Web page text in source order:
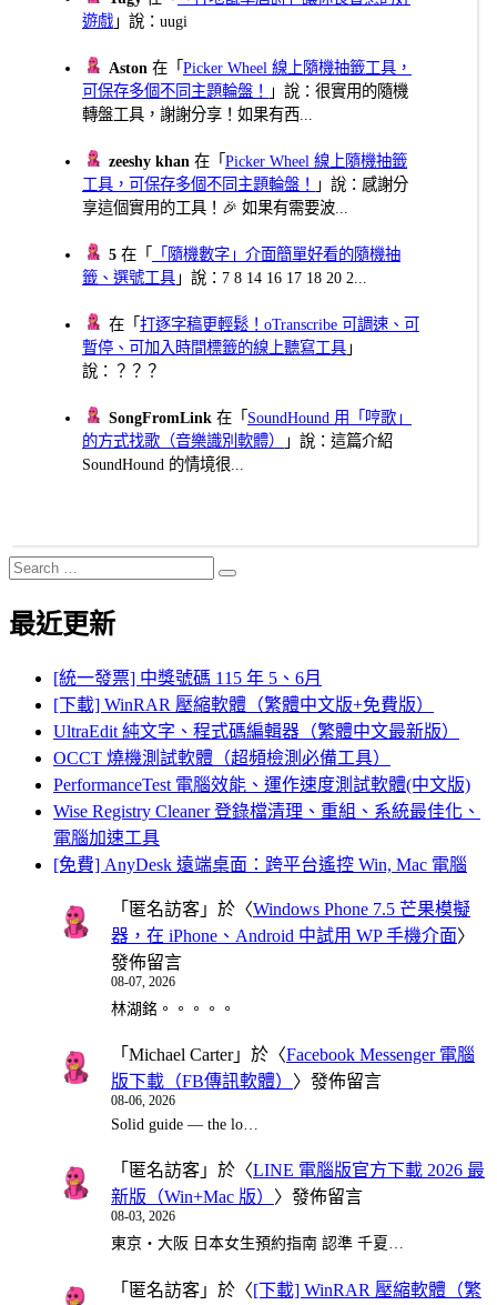
遊戲 」說：uugi
Aston 在「Picker Wheel 線上隨機抽籤工具，
可保存多個不同主題輪盤！
」說：很實用的隨機
轉盤工具，謝謝分享！如果有西...
zeeshy khan 在「Picker Wheel 線上隨機抽籤
工具，可保存多個不同主題輪盤！
」說：感謝分
享這個實用的工具！🎉 如果有需要波...
5 在「
「隨機數字」介面簡單好看的隨機抽
籤、選號工具 」說：7 8 14 16 17 18 20 2...
在「打逐字稿更輕鬆！oTranscribe 可調速、可
暫停、可加入時間標籤的線上聽寫工具 」
說：？？？
SongFromLink 在「 SoundHound 用「哼歌」
的方式找歌（音樂識別軟體）
」說：這篇介紹
SoundHound 的情境很...
Search
for:
Search
最近更新
[統一發票] 中獎號碼 115 年 5、6月
[下載] WinRAR 壓縮軟體（繁體中文版+免費版）
UltraEdit 純文字、程式碼編輯器（繁體中文最新版）
OCCT 燒機測試軟體（超頻檢測必備工具）
PerformanceTest 電腦效能、運作速度測試軟體(中文版)
Wise Registry Cleaner 登錄檔清理、重組、系統最佳化、
電腦加速工具
[免費] AnyDesk 遠端桌面：跨平台遙控 Win, Mac 電腦
「 匿名訪客 」於〈Windows Phone 7.5 芒果模擬
器，在 iPhone、Android 中試用 WP 手機介面〉
發佈留言
08-07, 2026
林湖銘。。。。。
「 Michael Carter」於〈Facebook Messenger 電腦
版下載（FB傳訊軟體）
〉發佈留言
08-06, 2026
Solid guide — the lo…
「 匿名訪客 」於〈LINE 電腦版官方下載 2026 最
新版（Win+Mac 版） 〉發佈留言
08-03, 2026
東京・大阪 日本女生預約指南 認準 千夏…
「 匿名訪客 」於〈[下載] WinRAR 壓縮軟體（繁